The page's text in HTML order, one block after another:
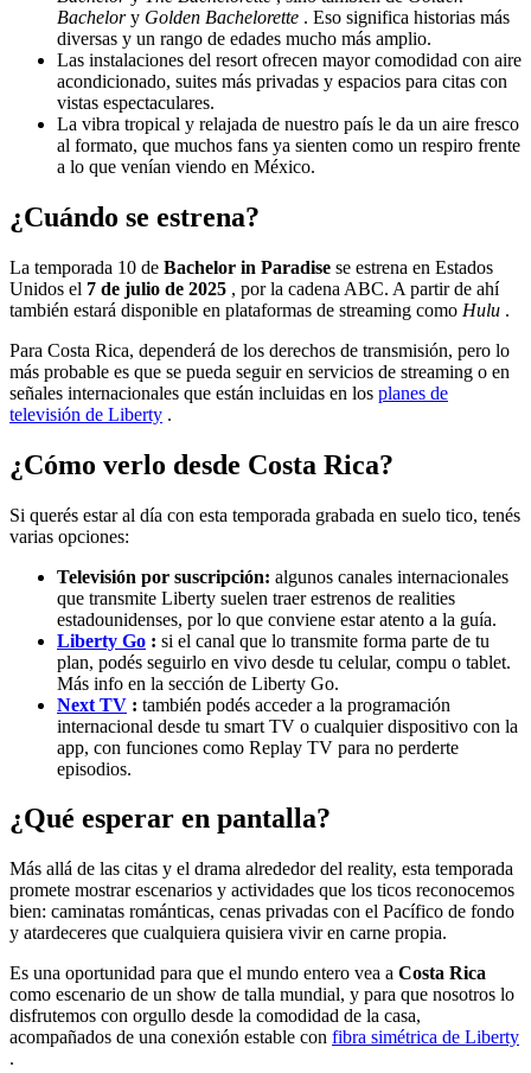
Bachelory Golden Bachelorette . Eso significa historias más
diversas y un rango de edades mucho más amplio.
Las instalaciones del resort ofrecen mayor comodidad con aire
acondicionado, suites más privadas y espacios para citas con
vistas espectaculares.
La vibra tropical y relajada de nuestro país le da un aire fresco
al formato, que muchos fans ya sienten como un respiro frente
a lo que venían viendo en México.
¿Cuándo se estrena?
La temporada 10 de Bachelor in Paradise se estrena en Estados
Unidos el 7 de julio de 2025 , por la cadena ABC. A partir de ahí
también estará disponible en plataformas de streaming como Hulu .
Para Costa Rica, dependerá de los derechos de transmisión, pero lo
más probable es que se pueda seguir en servicios de streaming o en
señales internacionales que están incluidas en los planes de
televisión de Liberty .
¿Cómo verlo desde Costa Rica?
Si querés estar al día con esta temporada grabada en suelo tico, tenés
varias opciones:
Televisión por suscripción: algunos canales internacionales
que transmite Liberty suelen traer estrenos de realities
estadounidenses, por lo que conviene estar atento a la guía.
Liberty Go : si el canal que lo transmite forma parte de tu
plan, podés seguirlo en vivo desde tu celular, compu o tablet.
Más info en la sección de Liberty Go.
Next TV : también podés acceder a la programación
internacional desde tu smart TV o cualquier dispositivo con la
app, con funciones como Replay TV para no perderte
episodios.
¿Qué esperar en pantalla?
Más allá de las citas y el drama alrededor del reality, esta temporada
promete mostrar escenarios y actividades que los ticos reconocemos
bien: caminatas románticas, cenas privadas con el Pacífico de fondo
y atardeceres que cualquiera quisiera vivir en carne propia.
Es una oportunidad para que el mundo entero vea a Costa Rica
como escenario de un show de talla mundial, y para que nosotros lo
disfrutemos con orgullo desde la comodidad de la casa,
acompañados de una conexión estable con fibra simétrica de Liberty
.